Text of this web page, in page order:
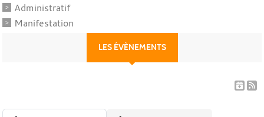
LES ÉVÈNEMENTS
Administratif
Manifestation